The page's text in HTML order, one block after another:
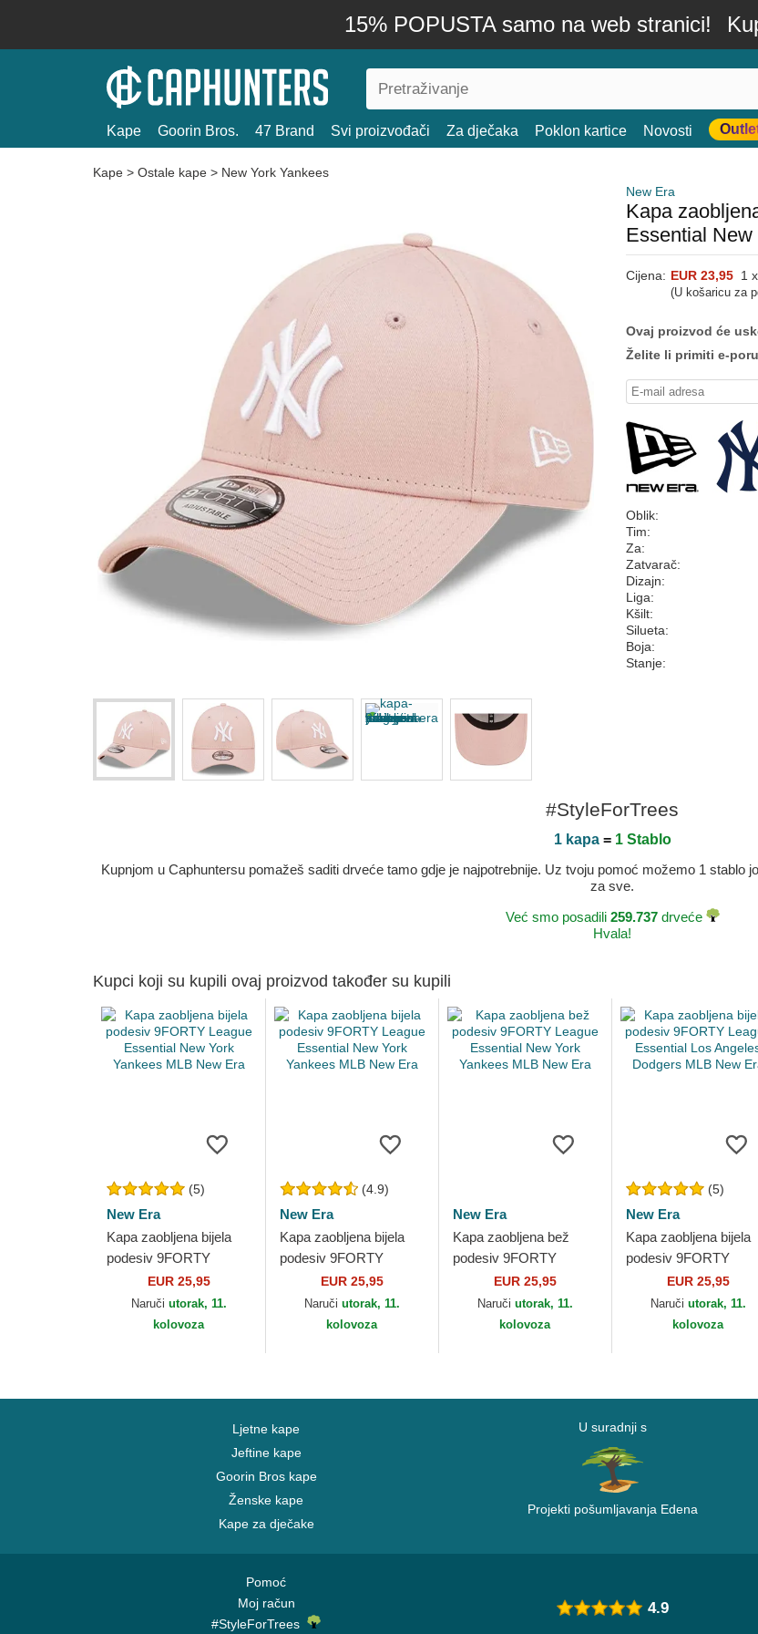
15% POPUSTA samo na web stranici!
Kape Goorin Bros. 47 Brand Svi proizvođači Za dječaka Poklon kartice Novosti
Kape > Ostale kape > New York Yankees
New Era
Kapa
Essential
Cijena: EUR 23,95 1
(U košaricu za
Ovaj proizvod će
Želite li primiti e-
Oblik:
Tim:
Za:
Zatvarač:
Dizajn:
Liga:
Kšilt:
Silueta:
Boja:
Stanje:
#StyleForTrees
1 kapa= 1 Stablo
Kupnjom u Caphuntersu pomažeš saditi drveće tamo gdje je najpotrebnije. Uz tvoju pomoć možemo 1 stablo
za sve.
Već smo posadili 259.737drveće
Hvala!
Kupci koji su kupili ovaj proizvod također su kupili
(5)
New Era
Kapa zaobljena bijela
podesiv 9FORTY
League Essential New
York Yankees MLB
New Era
EUR 25,95
Naruči utorak, 11.
kolovoza
(4.9)
New Era
Kapa zaobljena bijela
podesiv 9FORTY
League Essential New
York Yankees MLB
New Era
EUR 25,95
Naruči utorak, 11.
kolovoza
New Era
Kapa zaobljena bež
podesiv 9FORTY
League Essential New
York Yankees MLB
New Era
EUR 25,95
Naruči utorak, 11.
kolovoza
(5)
New Era
Kapa zaobljena bijela
podesiv 9FORTY
League Essential Los
Angeles Dodgers MLB
New Era
EUR 25,95
Naruči utorak, 11.
kolovoza
Ljetne kape
Jeftine kape
Goorin Bros kape
Ženske kape
Kape za dječake
U suradnji s
Projekti pošumljavanja Edena
Pomoć
Moj račun
#StyleForTrees
4.9